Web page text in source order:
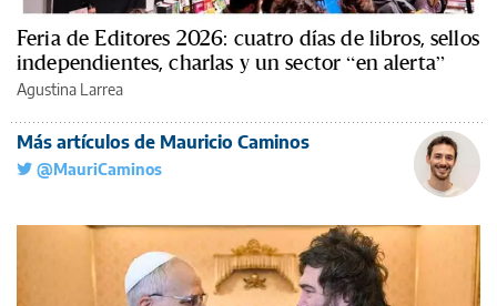
Feria de Editores 2026: cuatro días de libros, sellos
independientes, charlas y un sector “en alerta”
Agustina Larrea
Más artículos de Mauricio Caminos
@MauriCaminos